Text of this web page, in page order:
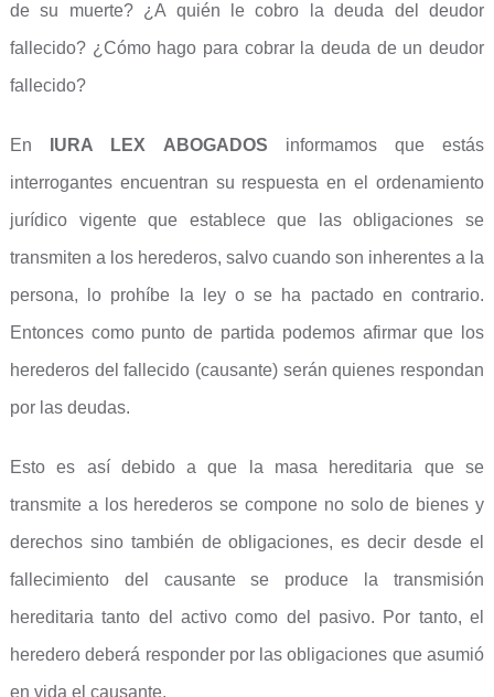
de su muerte? ¿A quién le cobro la deuda del deudor
fallecido? ¿Cómo hago para cobrar la deuda de un deudor
fallecido?
En IURA LEX ABOGADOS informamos que estás
interrogantes encuentran su respuesta en el ordenamiento
jurídico vigente que establece que las obligaciones se
transmiten a los herederos, salvo cuando son inherentes a la
persona, lo prohíbe la ley o se ha pactado en contrario.
Entonces como punto de partida podemos afirmar que los
herederos del fallecido (causante) serán quienes respondan
por las deudas.
Esto es así debido a que la masa hereditaria que se
transmite a los herederos se compone no solo de bienes y
derechos sino también de obligaciones, es decir desde el
fallecimiento del causante se produce la transmisión
hereditaria tanto del activo como del pasivo. Por tanto, el
heredero deberá responder por las obligaciones que asumió
en vida el causante.